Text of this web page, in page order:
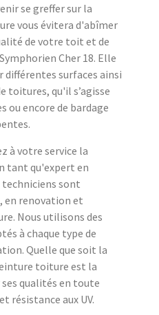
se greffer sur la
vous évitera d'abîmer
de votre toit et de
Cher 18. Elle
surfaces ainsi
toitures, qu'il s’agisse
ou encore de bardage
à votre service la
tant qu'expert en
sont
en renovation et
Nous utilisons des
à chaque type de
Quelle que soit la
toiture est la
qualités en toute
résistance aux UV.